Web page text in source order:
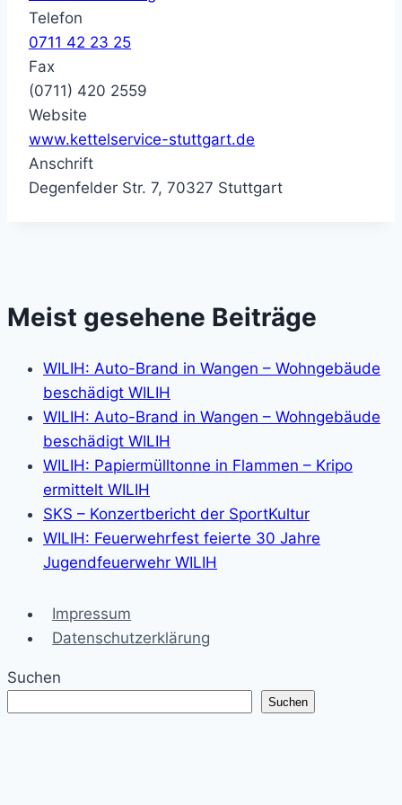
Telefon
0711 42 23 25
Fax
(0711) 420 2559
Website
www.kettelservice-stuttgart.de
Anschrift
Degenfelder Str. 7, 70327 Stuttgart
Meist gesehene Beiträge
WILIH: Auto-Brand in Wangen – Wohngebäude
beschädigt WILIH
WILIH: Auto-Brand in Wangen – Wohngebäude
beschädigt WILIH
WILIH: Papiermülltonne in Flammen – Kripo
ermittelt WILIH
SKS – Konzertbericht der SportKultur
WILIH: Feuerwehrfest feierte 30 Jahre
Jugendfeuerwehr WILIH
Impressum
Datenschutzerklärung
Suchen
Suchen